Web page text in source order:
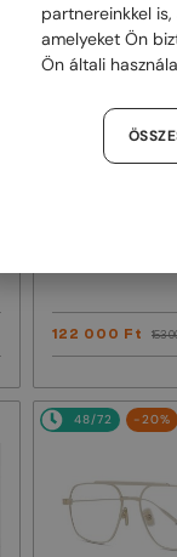
122 000 Ft 153
48/72 -20%
partnereinkkel
amelyeket Ön
Ön általi